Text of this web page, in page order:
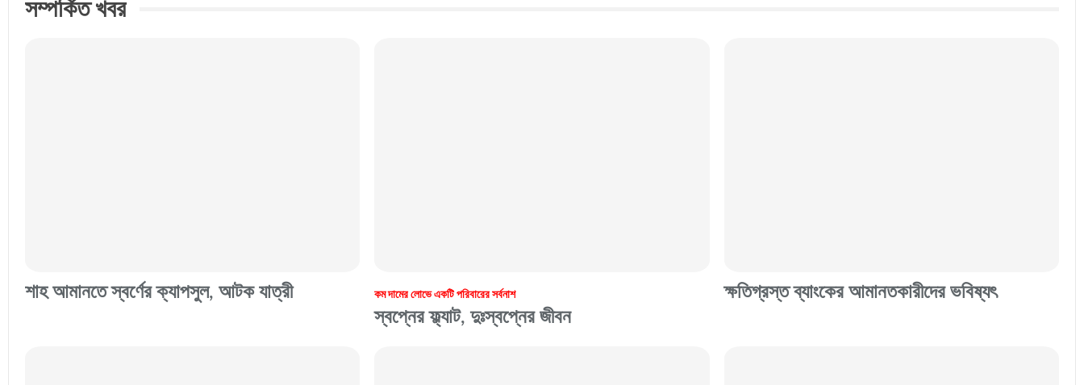
সম্পর্কিত খবর
শাহ আমানতে স্বর্ণের ক্যাপসুল, আটক যাত্রী কম দামের লোভে একটি পরিবারের সর্বনাশ
স্বপ্নের ফ্ল্যাট, দুঃস্বপ্নের জীবন
ক্ষতিগ্রস্ত ব্যাংকের আমানতকারীদের ভবিষ্যৎ